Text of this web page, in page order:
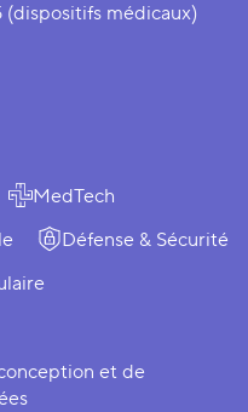
(dispositifs médicaux)
MedTech
Défense & Sécurité
et de